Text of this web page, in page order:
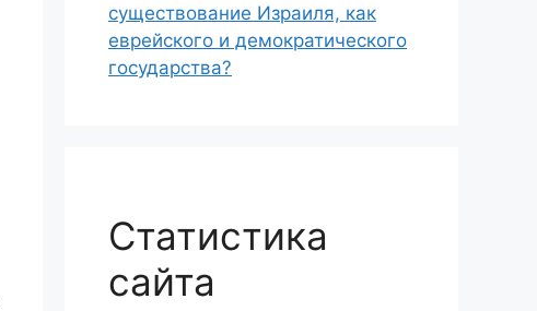
существование Израиля, как
еврейского и демократического
государства?
Статистика
сайта